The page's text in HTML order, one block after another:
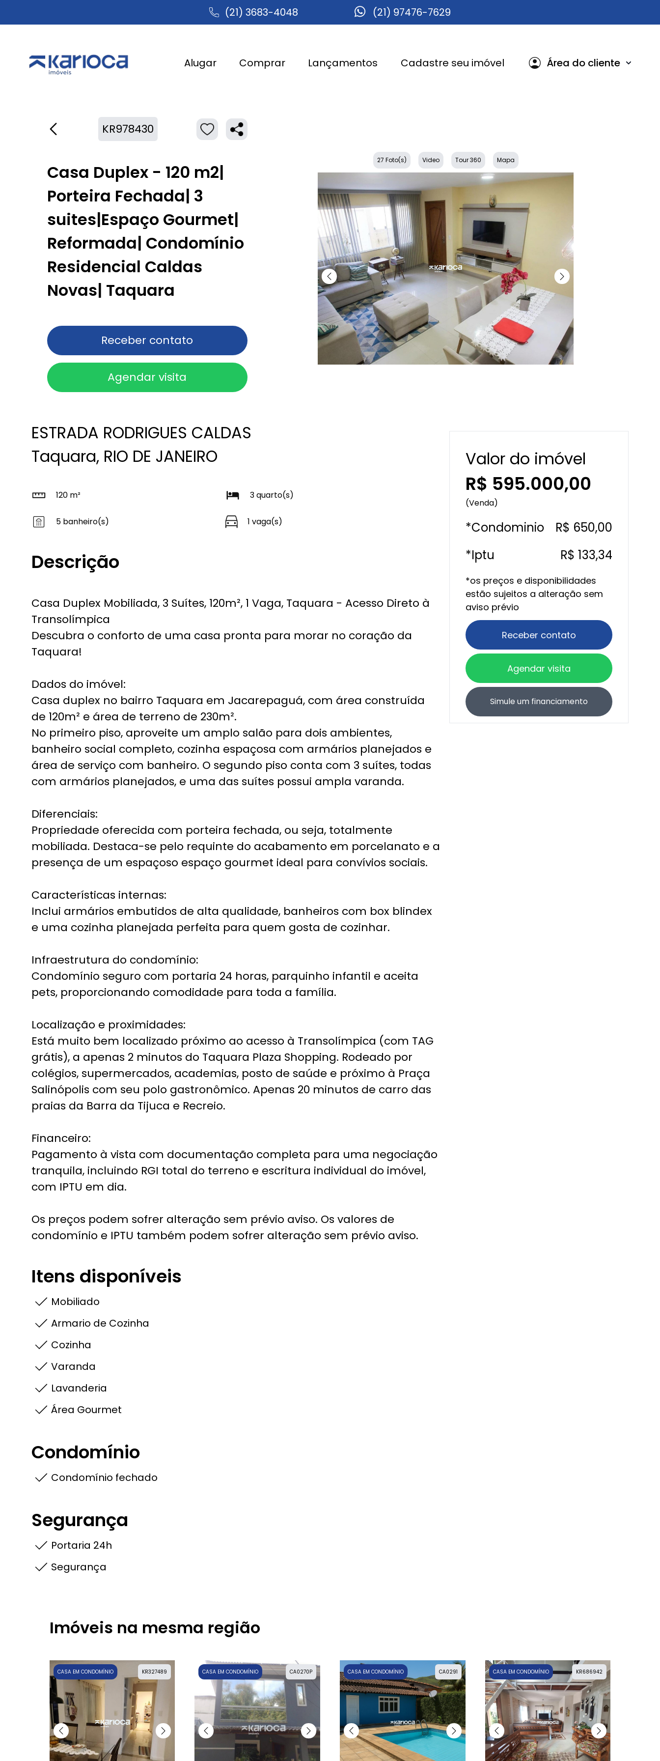
(21) 3683-4048 (21) 97476-7629
Alugar Comprar Lançamentos Cadastre seu imóvel Área do cliente
KR978430
Casa Duplex - 120 m2|
Porteira Fechada| 3
suites|Espaço Gourmet|
Reformada| Condomínio
Residencial Caldas
Novas| Taquara
Receber contato
Agendar visita
27 Foto(s) Video Tour 360 Mapa
ESTRADA RODRIGUES CALDAS
Taquara, RIO DE JANEIRO
120 m² 3 quarto(s)
5 banheiro(s) 1 vaga(s)
Descrição
Casa Duplex Mobiliada, 3 Suítes, 120m², 1 Vaga, Taquara - Acesso Direto à
Transolímpica
Descubra o conforto de uma casa pronta para morar no coração da
Taquara!
Dados do imóvel:
Casa duplex no bairro Taquara em Jacarepaguá, com área construída
de 120m² e área de terreno de 230m².
No primeiro piso, aproveite um amplo salão para dois ambientes,
banheiro social completo, cozinha espaçosa com armários planejados e
área de serviço com banheiro. O segundo piso conta com 3 suítes, todas
com armários planejados, e uma das suítes possui ampla varanda.
Diferenciais:
Propriedade oferecida com porteira fechada, ou seja, totalmente
mobiliada. Destaca-se pelo requinte do acabamento em porcelanato e a
presença de um espaçoso espaço gourmet ideal para convívios sociais.
Características internas:
Inclui armários embutidos de alta qualidade, banheiros com box blindex
e uma cozinha planejada perfeita para quem gosta de cozinhar.
Infraestrutura do condomínio:
Condomínio seguro com portaria 24 horas, parquinho infantil e aceita
pets, proporcionando comodidade para toda a família.
Localização e proximidades:
Está muito bem localizado próximo ao acesso à Transolímpica (com TAG
grátis), a apenas 2 minutos do Taquara Plaza Shopping. Rodeado por
colégios, supermercados, academias, posto de saúde e próximo à Praça
Salinópolis com seu polo gastronômico. Apenas 20 minutos de carro das
praias da Barra da Tijuca e Recreio.
Financeiro:
Pagamento à vista com documentação completa para uma negociação
tranquila, incluindo RGI total do terreno e escritura individual do imóvel,
com IPTU em dia.
Os preços podem sofrer alteração sem prévio aviso. Os valores de
condomínio e IPTU também podem sofrer alteração sem prévio aviso.
Itens disponíveis
Mobiliado
Armario de Cozinha
Cozinha
Varanda
Lavanderia
Área Gourmet
Condomínio
Condomínio fechado
Segurança
Portaria 24h
Segurança
Valor do imóvel
R$ 595.000,00
(Venda)
*Condominio
R$ 650,00
*Iptu
R$ 133,34
*os preços e disponibilidades
estão sujeitos a alteração sem
aviso prévio
Receber contato
Agendar visita
Simule um financiamento
Imóveis na mesma região
KR327489
CASA EM CONDOMÍNIO CA0270P
CASA EM CONDOMÍNIO CA0291
CASA EM CONDOMÍNIO KR686942
CASA EM CONDOMÍNIO